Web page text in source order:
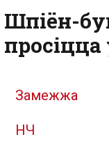
Шпіён-
Замежжа
НЧ